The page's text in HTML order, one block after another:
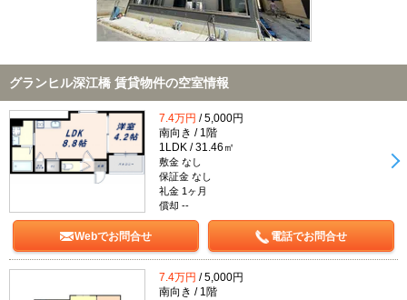
グランヒル深江橋 賃貸物件の空室情報
7.4万円 / 5,000円
南向き / 1階
1LDK / 31.46㎡
敷金 なし
保証金 なし
礼金 1ヶ月
償却 --
Webでお問合せ 電話でお問合せ
7.4万円 / 5,000円
南向き / 1階